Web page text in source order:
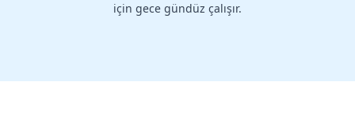
için gece gündüz çalışır.